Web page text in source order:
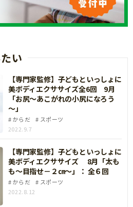
い
【専門家監修】子どもといっしょに
美ボディエクササイズ全6回 9月
「お尻～あこがれの小尻になろう
～」
からだ
スポーツ
2022.9.7
【専門家監修】子どもといっしょに
美ボディエクササイズ 8月「太も
も～目指せ－２㎝～」： 全６回
からだ
スポーツ
2022.8.12